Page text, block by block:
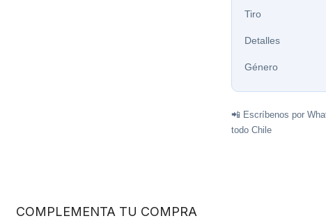
Tiro
Detalles
Género
📲 Escríbenos por
todo Chile
COMPLEMENTA TU COMPRA